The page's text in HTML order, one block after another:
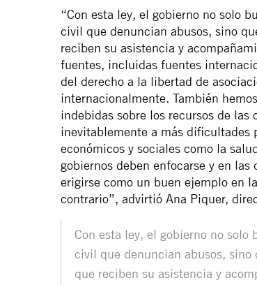
“Con esta ley, el gobierno no solo
civil que denuncian abusos, sino
reciben su asistencia y
fuentes, incluidas fuentes
del derecho a la libertad de
internacionalmente. También
indebidas sobre los recursos de las
inevitablemente a más dificultades
económicos y sociales como la
gobiernos deben enfocarse y en
erigirse como un buen ejemplo en
contrario”, advirtió Ana Piquer,
Con esta ley, el gobierno no solo
civil que denuncian abusos, sino
que reciben su asistencia y